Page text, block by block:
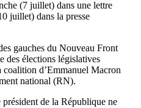
(7 juillet) dans une lettre
juillet) dans la presse
gauches du Nouveau Front
des élections législatives
d’Emmanuel Macron
national (RN).
président de la République ne